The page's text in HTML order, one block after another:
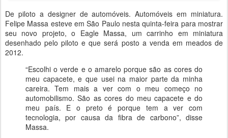
De piloto a designer de automóveis. Automóveis em miniatura.
Felipe Massa esteve em São Paulo nesta quinta-feira para mostrar
seu novo projeto, o Eagle Massa, um carrinho em miniatura
desenhado pelo piloto e que será posto a venda em meados de
2012.
“Escolhi o verde e o amarelo porque são as cores do
meu capacete, e que usei na maior parte da minha
careira. Tem mais a ver com o meu começo no
automobilismo. São as cores do meu capacete e do
meu país. E o preto é porque tem a ver com
tecnologia, por causa da fibra de carbono”, disse
Massa.